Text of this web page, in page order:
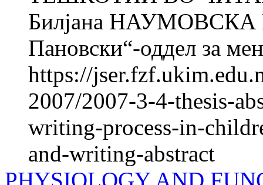
Билјана НАУМОВСКА
Пановски“-оддел за
https://
2007/2007-3-4-thesis-
writing-process-in-
and-writing-abstract
PHYSIOLOGY AND